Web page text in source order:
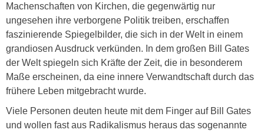
Machenschaften von Kirchen, die gegenwärtig nur
ungesehen ihre verborgene Politik treiben, erschaffen
faszinierende Spiegelbilder, die sich in der Welt in einem
grandiosen Ausdruck verkünden. In dem großen Bill Gates
der Welt spiegeln sich Kräfte der Zeit, die in besonderem
Maße erscheinen, da eine innere Verwandtschaft durch das
frühere Leben mitgebracht wurde.
Viele Personen deuten heute mit dem Finger auf Bill Gates
und wollen fast aus Radikalismus heraus das sogenannte